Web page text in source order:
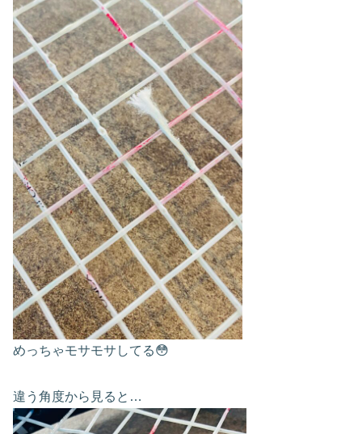
めっちゃモサモサしてる😳
違う角度から見ると…